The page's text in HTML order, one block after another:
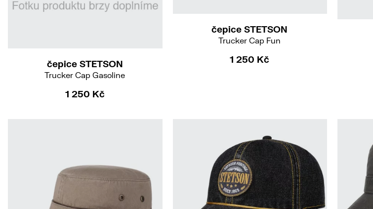
čepice STETSON
Trucker Cap Gasoline
1 250 Kč
čepice STETSON
Trucker Cap Fun
1 250 Kč